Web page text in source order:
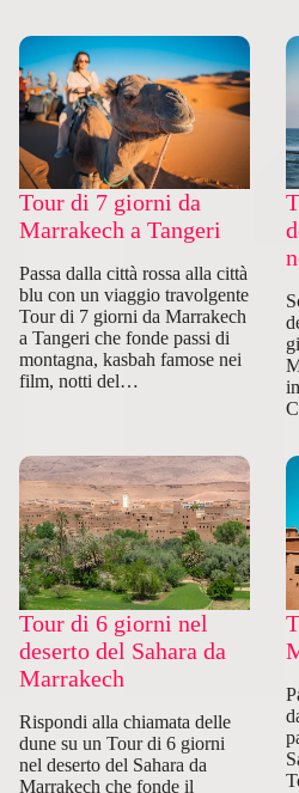
Tour di 7 giorni da
Marrakech a Tangeri
Passa dalla città rossa alla città
blu con un viaggio travolgente
Tour di 7 giorni da Marrakech
a Tangeri che fonde passi di
montagna, kasbah famose nei
film, notti del…
Tour di 6 giorni nel
deserto del Sahara da
Marrakech
Rispondi alla chiamata delle
dune su un Tour di 6 giorni
nel deserto del Sahara da
Marrakech che fonde il